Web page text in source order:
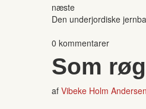
næste
Den underjordiske
0 kommentarer
Som
af Vibeke Holm Andersen